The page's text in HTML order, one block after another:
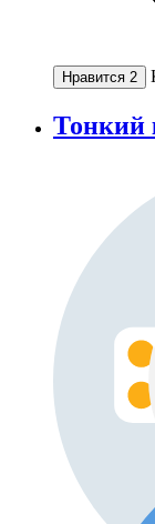
Нравится 2
Тонкий